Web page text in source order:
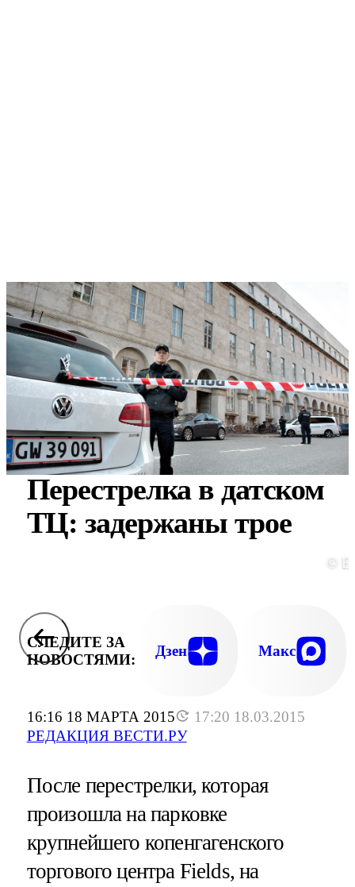
16:16 18 МАРТА 2015
17:20 18.03.2015
РЕДАКЦИЯ ВЕСТИ.РУ
Перестрелка в датском
ТЦ: задержаны трое
©
СЛЕДИТЕ ЗА
НОВОСТЯМИ:
Дзен Макс
После перестрелки, которая
произошла на парковке
крупнейшего копенгагенского
торгового центра Fields, на